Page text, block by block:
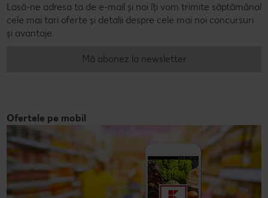
Lasă-ne adresa ta de e-mail și noi îți vom trimite săptămânal
cele mai tari oferte și detalii despre cele mai noi concursuri
și avantaje.
Mă abonez la newsletter
Ofertele pe mobil